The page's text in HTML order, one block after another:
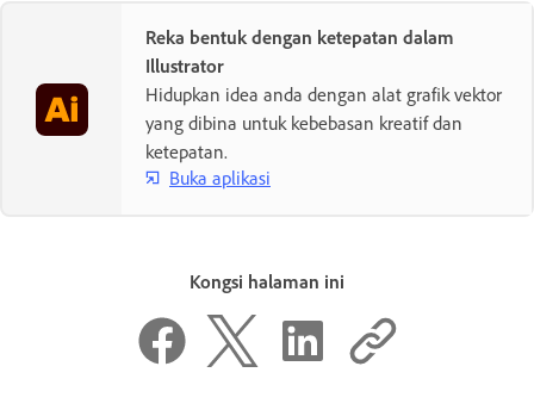
Reka bentuk dengan ketepatan dalam
Illustrator
Hidupkan idea anda dengan alat grafik vektor
yang dibina untuk kebebasan kreatif dan
ketepatan.
Buka aplikasi
Kongsi halaman ini